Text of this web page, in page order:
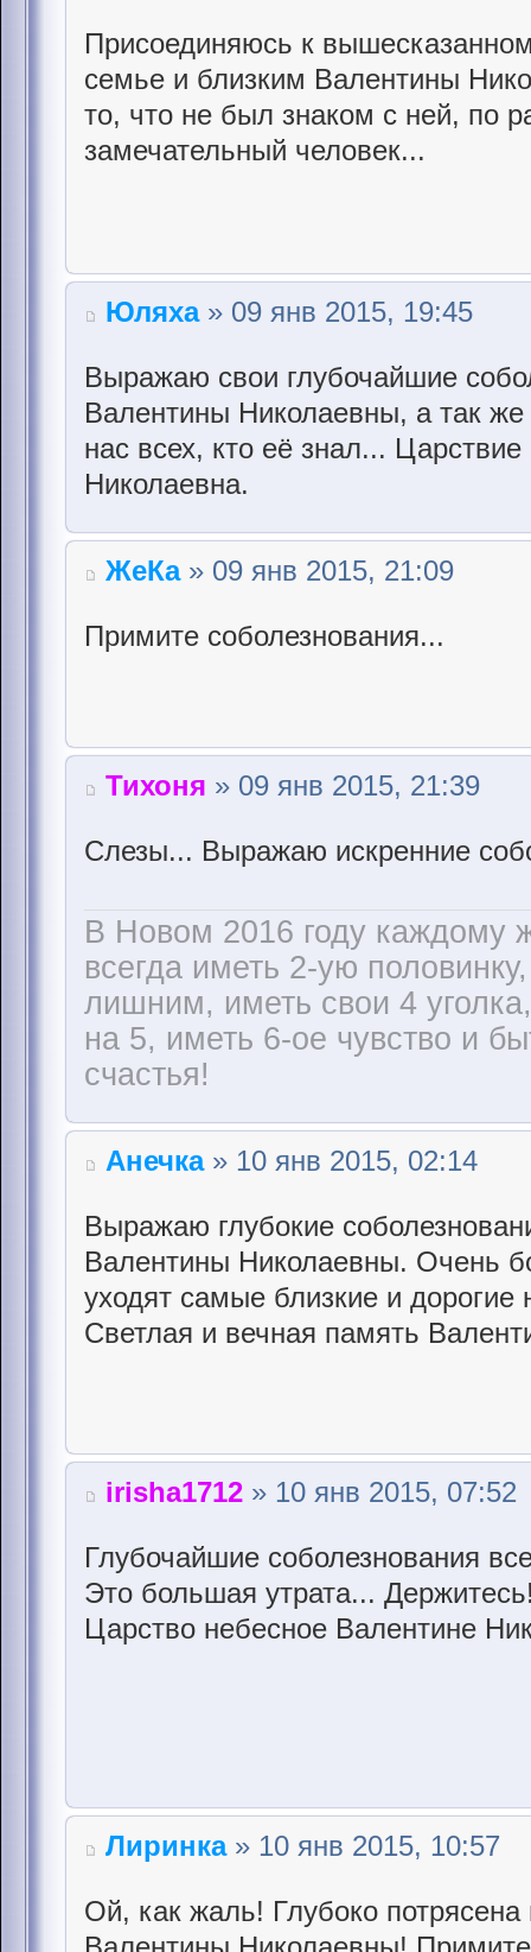
Присоединяюсь к
семье и близким Валентины
то, что не был знаком с ней, по
замечательный человек...
Юляха» 09 янв 2015, 19:45
Выражаю свои глубочайшие
Валентины Николаевны, а так
нас всех, кто её знал...
Николаевна.
ЖеКа» 09 янв 2015, 21:09
Примите соболезнования...
Тихоня » 09 янв 2015, 21:39
Слезы... Выражаю искренние
В Новом 2016 году каждому
всегда иметь 2-ую
лишним, иметь свои 4
на 5, иметь 6-ое чувство и
счастья!
Анечка» 10 янв 2015, 02:14
Выражаю глубокие
Валентины Николаевны. Очень
уходят самые близкие и
Светлая и вечная память
irisha1712 » 10 янв 2015, 07:52
Глубочайшие соболезнования
Это большая утрата...
Царство небесное Валентине
Лиринка» 10 янв 2015, 10:57
Ой, как жаль! Глубоко